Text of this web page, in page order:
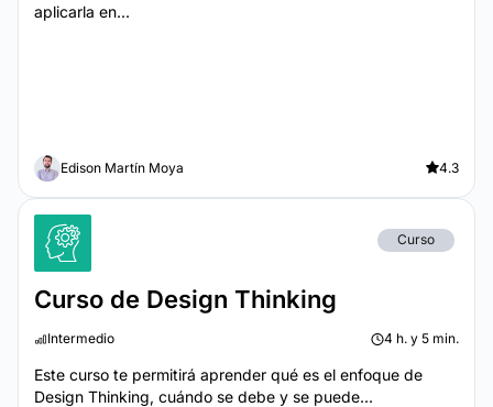
aplicarla en...
Edison Martín Moya 4.3
Curso
Curso de Design Thinking
Intermedio 4 h. y 5 min.
Este curso te permitirá aprender qué es el enfoque de
Design Thinking, cuándo se debe y se puede...